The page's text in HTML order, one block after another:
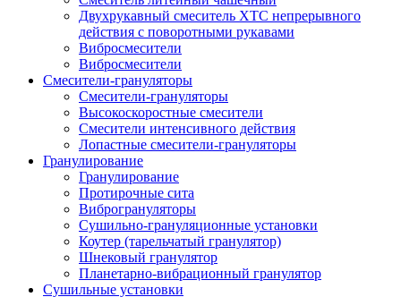
Двухрукавный смеситель ХТС непрерывного
действия с поворотными рукавами
Вибросмесители
Вибросмесители
Смесители-грануляторы
Смесители-грануляторы
Высокоскоростные смесители
Смесители интенсивного действия
Лопастные смесители-грануляторы
Гранулирование
Гранулирование
Протирочные сита
Виброгрануляторы
Сушильно-грануляционные установки
Коутер (тарельчатый гранулятор)
Шнековый гранулятор
Планетарно-вибрационный гранулятор
Сушильные установки